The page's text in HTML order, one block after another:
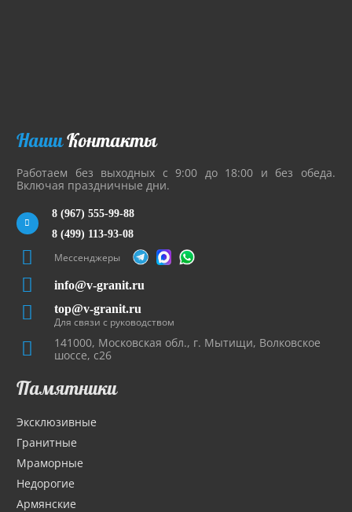
НашиКонтакты
Работаем без выходных с 9:00 до 18:00 и без обеда.
Включая праздничные дни.
8 (967) 555-99-88
8 (499) 113-93-08
Мессенджеры
info@v-granit.ru
top@v-granit.ru
Для связи с руководством
141000, Московская обл., г. Мытищи, Волковское
шоссе, с26
Памятники
Эксклюзивные
Гранитные
Мраморные
Недорогие
Армянские